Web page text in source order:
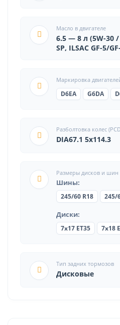
Масло в двигателе
6.5 — 8 л (5W-30
SP, ILSAC GF-5/
Маркировка
D6EA
G6DA
Разболтовка колес
DIA67.1 5x114.3
Размеры дисков и шин
Шины:
245/60 R18 245/
Диски:
7x17 ET35 7x18
Тип задних тормозов
Дисковые